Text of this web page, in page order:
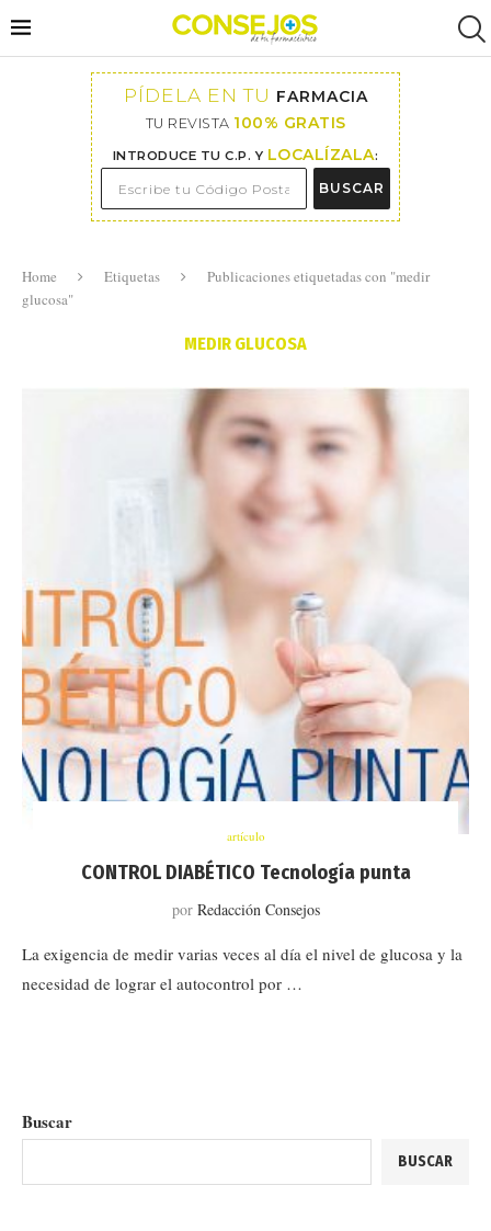
PÍDELA EN TU FARMACIA
TU REVISTA 100% GRATIS
INTRODUCE TU C.P. Y LOCALÍZALA:
BUSCAR
Home Etiquetas
Publicaciones etiquetadas con "medir
glucosa"
MEDIR GLUCOSA
artículo
CONTROL DIABÉTICO Tecnología punta
por Redacción Consejos
La exigencia de medir varias veces al día el nivel de glucosa y la
necesidad de lograr el autocontrol por …
Buscar
BUSCAR